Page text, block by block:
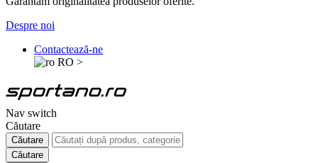
Despre noi
Contactează-ne
RO >
Nav switch
Căutare
Căutare
Căutare